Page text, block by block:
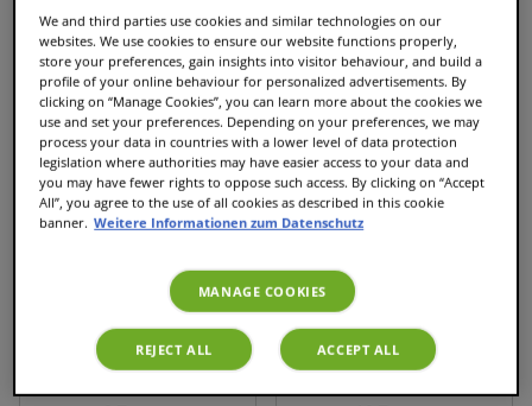
im Paket zum Vorteilspreis
Im Paket enthalten
Tassimo Cinnamon
Tassimo Milka Pistazie
We and third parties use cookies and similar technologies on our
websites. We use cookies to ensure our website functions properly,
store your preferences, gain insights into visitor behaviour, and build a
profile of your online behaviour for personalized advertisements. By
clicking on “Manage Cookies”, you can learn more about the cookies we
use and set your preferences. Depending on your preferences, we may
process your data in countries with a lower level of data protection
legislation where authorities may have easier access to your data and
you may have fewer rights to oppose such access. By clicking on “Accept
All”, you agree to the use of all cookies as described in this cookie
banner. Weitere Informationen zum Datenschutz
MANAGE COOKIES
REJECT ALL ACCEPT ALL